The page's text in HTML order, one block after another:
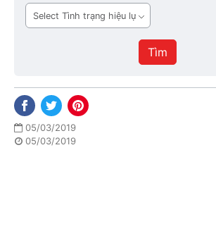
ban
hành
Tình
trạng
Tìm
05/03/2019
05/03/2019